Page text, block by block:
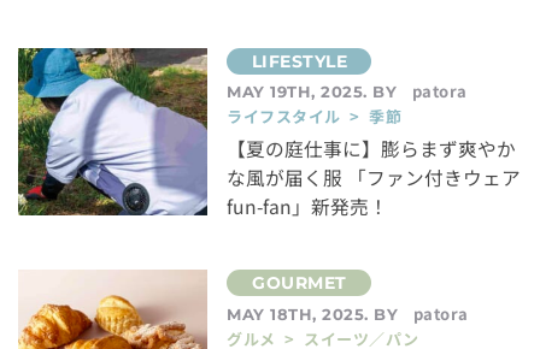
MAY 19TH, 2025. BY
patora
ライフスタイル > 季節
【夏の庭仕事に】膨らまず爽やか
な風が届く服 「ファン付きウェア
fun-fan」新発売！
MAY 18TH, 2025. BY
patora
グルメ > スイーツ／パン